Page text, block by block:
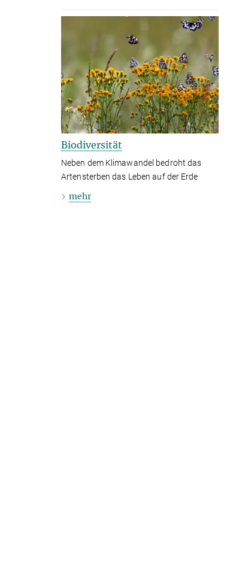
Biodiversität
Neben dem Klimawandel bedroht das
Artensterben das Leben auf der Erde
mehr